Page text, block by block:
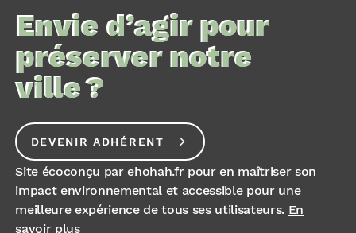
Envie d’agir pour
préserver notre
ville ?
DEVENIR ADHÉRENT
Site écoconçu parehohah.frpour en maîtriser son
impact environnemental et accessible pour une
meilleure expérience de tous ses utilisateurs. En
savoir plus